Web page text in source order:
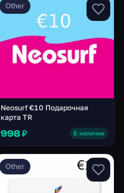
Other
Neosurf €10 Подарочная
карта TR
998 ₽ В наличии
Other